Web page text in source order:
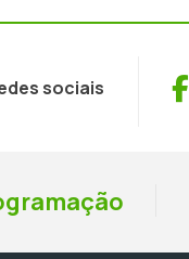
sociais